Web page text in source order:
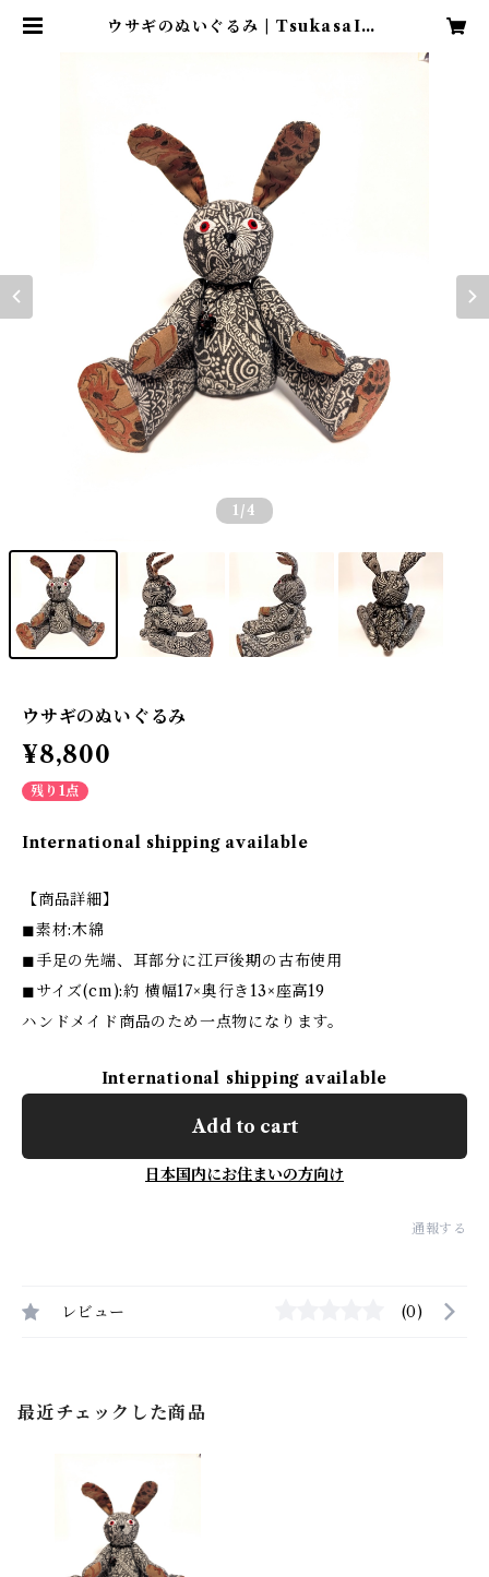
ウサギのぬいぐるみ | TsukasaIsh
1 /4
ウサギのぬいぐるみ
¥8,800
残り1点
International shipping available
【商品詳細】
◼素材:木綿
◼手足の先端、耳部分に江戸後期の古布使用
◼サイズ(cm):約 横幅17×奥行き13×座高19
ハンドメイド商品のため一点物になります。
International shipping available
Add to cart
日本国内にお住まいの方向け
通報する
レビュー (0)
最近チェックした商品